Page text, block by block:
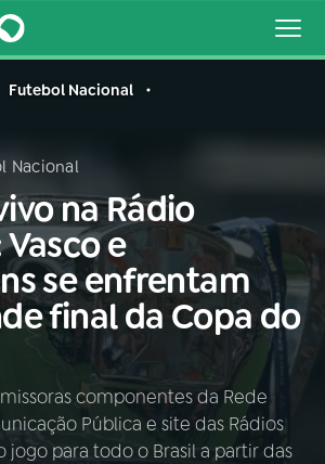
Buscar
AO VIVO
Futebol Nacional
Nacional
na Rádio
e
se enfrentam
final da Copa do
componentes da Rede
Pública e site das Rádios
jogo para todo o Brasil a partir das